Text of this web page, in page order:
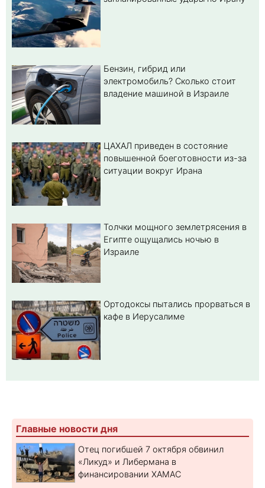
Бензин, гибрид или
электромобиль? Cколько стоит
владение машиной в Израиле
ЦАХАЛ приведен в состояние
повышенной боеготовности из-за
ситуации вокруг Ирана
Толчки мощного землетрясения в
Египте ощущались ночью в
Израиле
Ортодоксы пытались прорваться в
кафе в Иерусалиме
Главные новости дня
Отец погибшей 7 октября обвинил
«Ликуд» и Либермана в
финансировании ХАМАС